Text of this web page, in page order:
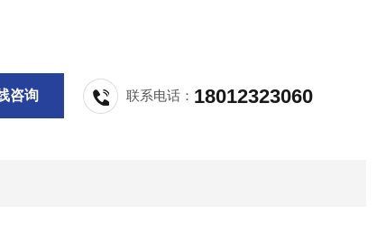
咨询 联系电话： 18012323060